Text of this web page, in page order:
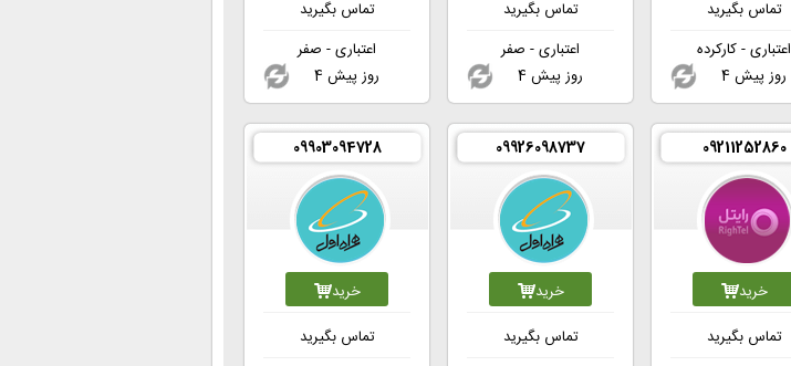
تماس بگیرید
اعتباری - کارکرده
4 روز پیش
تماس بگیرید
اعتباری - صفر
4 روز پیش
تماس بگیرید
اعتباری - صفر
4 روز پیش
09211252860
خرید
تماس بگیرید
09926098737
خرید
تماس بگیرید
09903094728
خرید
تماس بگیرید